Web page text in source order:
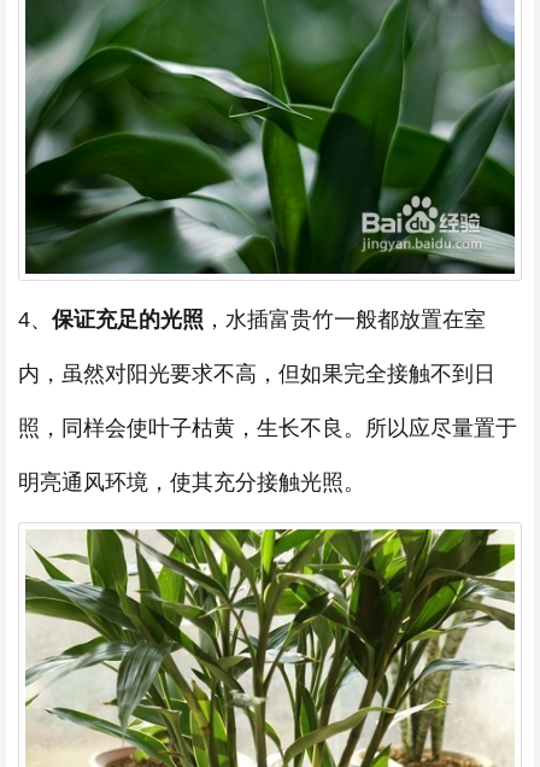
4、 保证充足的光照 ，水插富贵竹一般都放置在室
内，虽然对阳光要求不高，但如果完全接触不到日
照，同样会使叶子枯黄，生长不良。所以应尽量置于
明亮通风环境，使其充分接触光照。